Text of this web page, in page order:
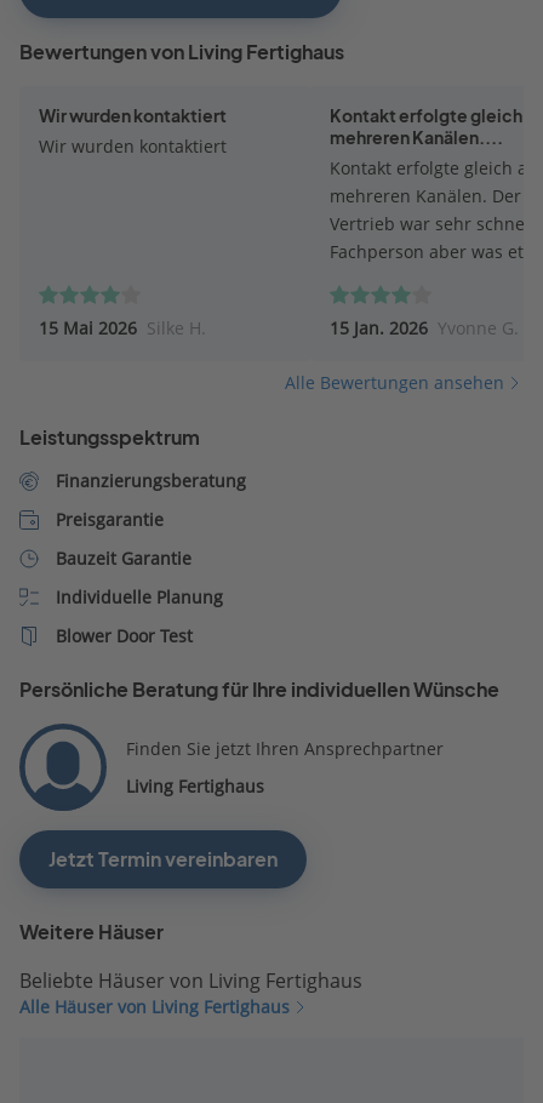
Bewertungen von Living Fertighaus
Wir wurden kontaktiert
Wir wurden kontaktiert
15 Mai 2026 Silke H.
Kontakt erfolgte gleich
mehreren Kanälen....
Kontakt erfolgte gleich auf
mehreren Kanälen. Der
Vertrieb war sehr schnell.
Fachperson aber was
Wir werden
keinen Termin machen -
Sinn.
15 Jan. 2026 Yvonne G.
Alle Bewertungen ansehen
Leistungsspektrum
Finanzierungsberatung
Preisgarantie
Bauzeit Garantie
Individuelle Planung
Blower Door Test
Persönliche Beratung für Ihre individuellen Wünsche
Finden Sie jetzt Ihren Ansprechpartner
Living Fertighaus
Jetzt Termin vereinbaren
Weitere Häuser
Beliebte Häuser von Living Fertighaus
Alle Häuser von Living Fertighaus